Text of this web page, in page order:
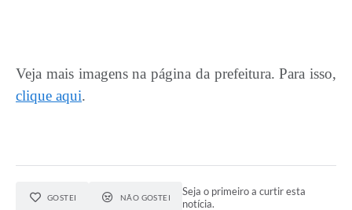
Veja mais imagens na página da prefeitura. Para isso,
clique aqui.
GOSTEI NÃO GOSTEI
Seja o primeiro a curtir esta
notícia.